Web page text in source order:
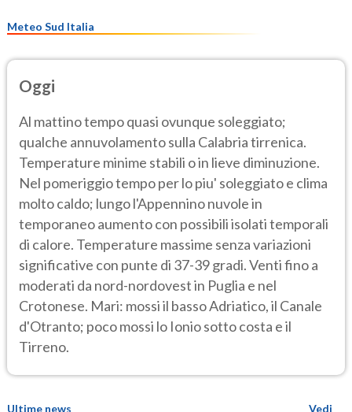
Meteo Sud Italia
Oggi
Al mattino tempo quasi ovunque soleggiato;
qualche annuvolamento sulla Calabria tirrenica.
Temperature minime stabili o in lieve diminuzione.
Nel pomeriggio tempo per lo piu' soleggiato e clima
molto caldo; lungo l'Appennino nuvole in
temporaneo aumento con possibili isolati temporali
di calore. Temperature massime senza variazioni
significative con punte di 37-39 gradi. Venti fino a
moderati da nord-nordovest in Puglia e nel
Crotonese. Mari: mossi il basso Adriatico, il Canale
d'Otranto; poco mossi lo Ionio sotto costa e il
Tirreno.
Ultime news Vedi